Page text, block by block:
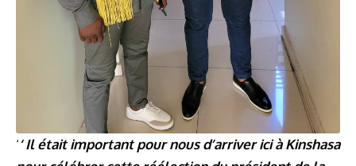
‘‘ Il était important pour nous d’arriver ici à Kinshasa